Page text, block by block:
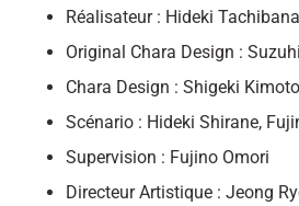
Réalisateur : Hideki Tachibana
Original Chara Design :
Chara Design : Shigeki Kimoto
Scénario : Hideki Shirane,
Supervision : Fujino Omori
Directeur Artistique : Jeong